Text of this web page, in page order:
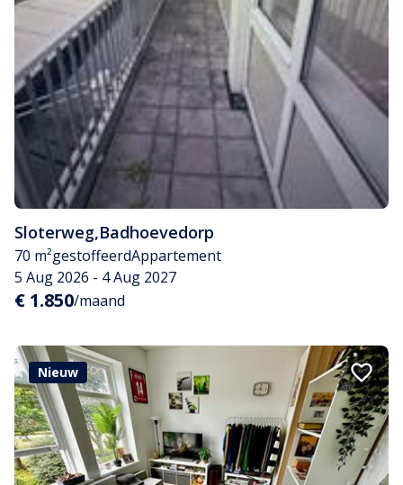
Sloterweg,Badhoevedorp
70 m²gestoffeerdAppartement
5 Aug 2026 - 4 Aug 2027
€ 1.850/maand
Nieuw